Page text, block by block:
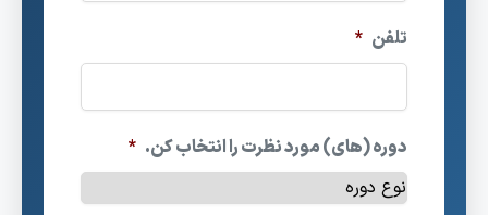
تلفن *
دوره (های) مورد نظرت را انتخاب کن. *